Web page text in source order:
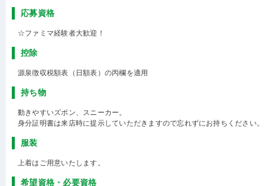
応募資格
☆ファミマ経験者大歓迎！
控除
源泉徴収税額表（日額表）の丙欄を適用
持ち物
動きやすいズボン、スニーカー。
身分証明書は来店時に提示していただきますので忘れずにお持ちください。
服装
上着はご用意いたします。
希望資格・必要資格